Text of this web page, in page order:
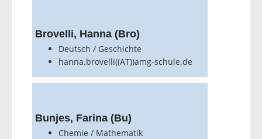
Brovelli, Hanna (Bro)
Deutsch / Geschichte
hanna.brovelli((ÄT))amg-schule.de
Bunjes, Farina (Bu)
Chemie / Mathematik